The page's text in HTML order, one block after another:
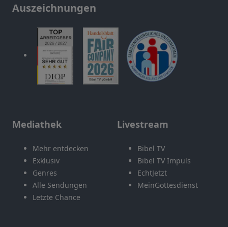
Auszeichnungen
Mediathek
Mehr entdecken
Exklusiv
Genres
Alle Sendungen
Letzte Chance
Livestream
Bibel TV
Bibel TV Impuls
EchtJetzt
MeinGottesdienst